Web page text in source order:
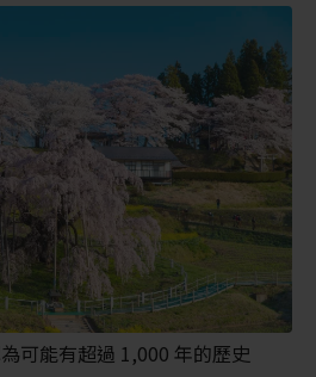
可能有超過 1,000 年的歷史